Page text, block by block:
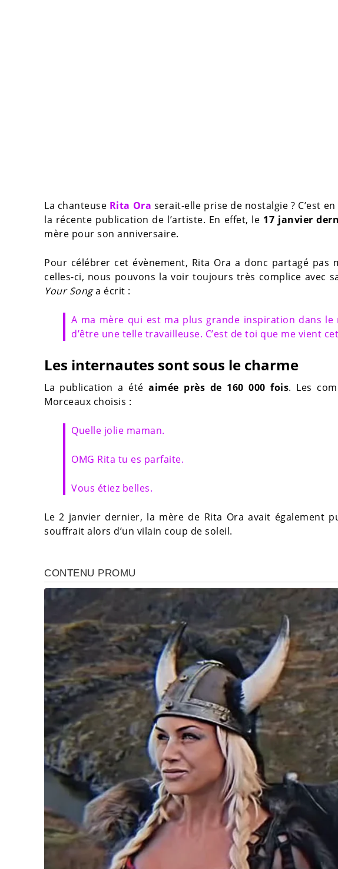
La chanteuse Rita Ora serait-elle prise de nostalgie ? C’est
la récente publication de l’artiste. En effet, le 17 janvier
mère pour son anniversaire.
Pour célébrer cet évènement, Rita Ora a donc partagé pas
celles-ci, nous pouvons la voir toujours très complice avec
Your Songa écrit :
A ma mère qui est ma plus grande inspiration dans le
d’être une telle travailleuse. C’est de toi que me vient
Les internautes sont sous le charme
La publication a étéaimée près de 160 000 fois. Les
Morceaux choisis :
Quelle jolie maman.
OMG Rita tu es parfaite.
Vous étiez belles.
Le 2 janvier dernier, la mère de Rita Ora avait également
souffrait alors d’un vilain coup de soleil.